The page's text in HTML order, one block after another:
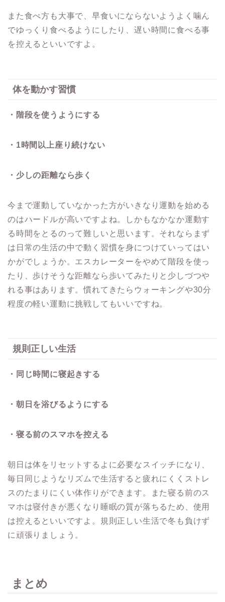
また食べ方も大事で、早食いにならないようよく噛ん
でゆっくり食べるようにしたり、遅い時間に食べる事
を控えるといいですよ。
体を動かす習慣
・階段を使うようにする
・ 1時間以上座り続けない
・少しの距離なら歩く
今まで運動していなかった方がいきなり運動を始める
のはハードルが高いですよね。しかもなかなか運動す
る時間をとるのって難しいと思います。それならまず
は日常の生活の中で動く習慣を身につけていってはい
かがでしょうか。エスカレーターをやめて階段を使っ
たり、歩けそうな距離なら歩いてみたりと少しづつや
れる事はあります。慣れてきたらウォーキングや30分
程度の軽い運動に挑戦してもいいですね。
規則正しい生活
・同じ時間に寝起きする
・朝日を浴びるようにする
・寝る前のスマホを控える
朝日は体をリセットするよに必要なスイッチになり、
毎日同じようなリズムで生活すると疲れにくくストレ
スのたまりにくい体作りができます。また寝る前のス
マホは寝付きが悪くなり睡眠の質が落ちるため、使用
は控えるといいですよ。規則正しい生活で冬も負けず
に頑張りましょう。
まとめ